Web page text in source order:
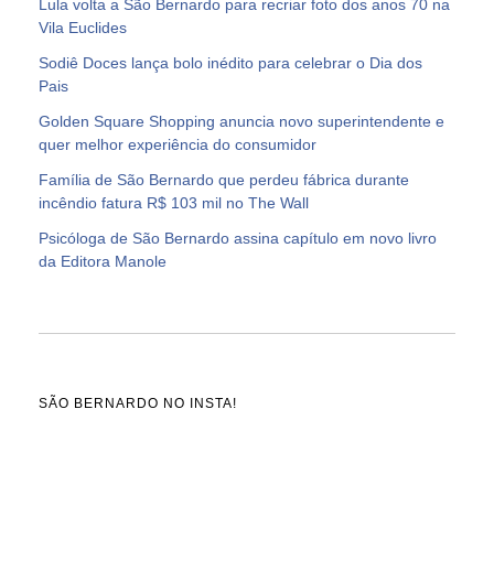
Lula volta a São Bernardo para recriar foto dos anos 70 na
Vila Euclides
Sodiê Doces lança bolo inédito para celebrar o Dia dos
Pais
Golden Square Shopping anuncia novo superintendente e
quer melhor experiência do consumidor
Família de São Bernardo que perdeu fábrica durante
incêndio fatura R$ 103 mil no The Wall
Psicóloga de São Bernardo assina capítulo em novo livro
da Editora Manole
SÃO BERNARDO NO INSTA!